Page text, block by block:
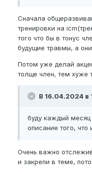
• 1/1 Мокрый
Результат:
•NBPEL - 13,5 (0);
Комментарий:
Заметно возросла
пробовал
видать
Сначала
тренировки на
того что бы в тонус
будущие травмы, а они
Потом уже делай
толще член, тем хуже
В 16.04.2024 в
буду каждый месяц
описание того,
Очень важно
и закрепи в теме,